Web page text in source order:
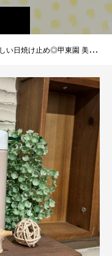
い日焼け止め◎甲東園 美容室◎